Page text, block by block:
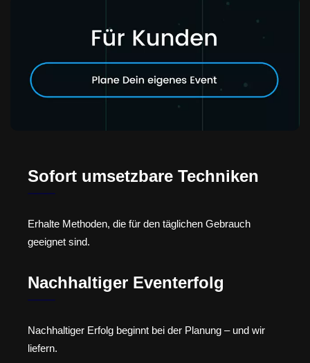
Sofort umsetzbare Techniken
Erhalte Methoden, die für den täglichen Gebrauch
geeignet sind.
Nachhaltiger Eventerfolg
Nachhaltiger Erfolg beginnt bei der Planung – und wir
liefern.